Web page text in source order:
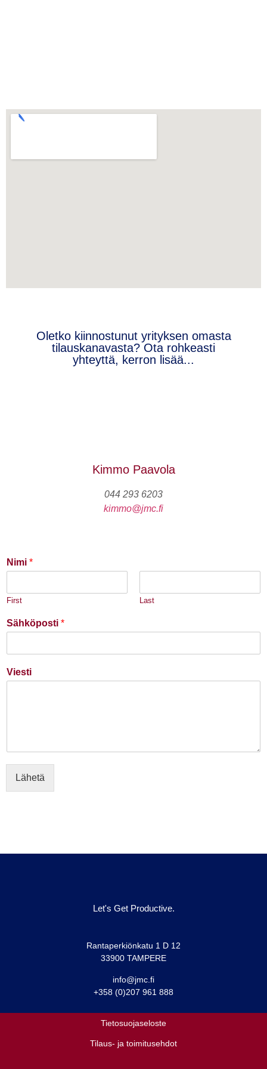
Oletko kiinnostunut yrityksen omasta
tilauskanavasta? Ota rohkeasti
yhteyttä, kerron lisää...
Kimmo Paavola
044 293 6203
kimmo@jmc.fi
Nimi *
First Last
Sähköposti *
Viesti
Lähetä
Let's Get Productive.
Rantaperkiönkatu 1 D 12
33900 TAMPERE
info@jmc.fi
+358 (0)207 961 888
Tietosuojaseloste
Tilaus- ja toimitusehdot